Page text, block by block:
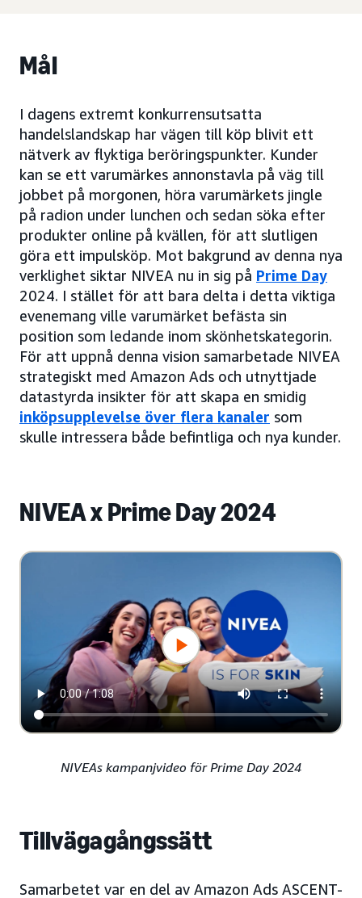
Mål
I dagens extremt konkurrensutsatta
handelslandskap har vägen till köp blivit ett
nätverk av flyktiga beröringspunkter. Kunder
kan se ett varumärkes annonstavla på väg till
jobbet på morgonen, höra varumärkets jingle
på radion under lunchen och sedan söka efter
produkter online på kvällen, för att slutligen
göra ett impulsköp. Mot bakgrund av denna nya
verklighet siktar NIVEA nu in sig på Prime Day
2024. I stället för att bara delta i detta viktiga
evenemang ville varumärket befästa sin
position som ledande inom skönhetskategorin.
För att uppnå denna vision samarbetade NIVEA
strategiskt med Amazon Ads och utnyttjade
datastyrda insikter för att skapa en smidig
inköpsupplevelse över flera kanaler som
skulle intressera både befintliga och nya kunder.
NIVEA x Prime Day 2024
NIVEAs kampanjvideo för Prime Day 2024
Tillvägagångssätt
Samarbetet var en del av Amazon Ads ASCENT-